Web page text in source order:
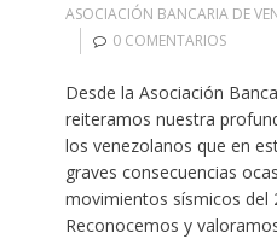
ASOCIACIÓN BANCARIA DE
0 COMENTARIOS
Desde la Asociación
reiteramos nuestra
los venezolanos que en
graves consecuencias
movimientos sísmicos del
Reconocemos y